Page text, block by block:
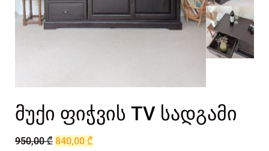
მუქი ფიჭვის TV სადგამი
950,00₾ 840,00 ₾